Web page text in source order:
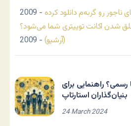
رو گربه‌م دانلود کرده- 2009
شدن اکانت توییتری شما می‌شود؟
(آرشیو) - 2009
راهنمایی برای
بنیان‌گذاران استارتاپ
24 March 2024